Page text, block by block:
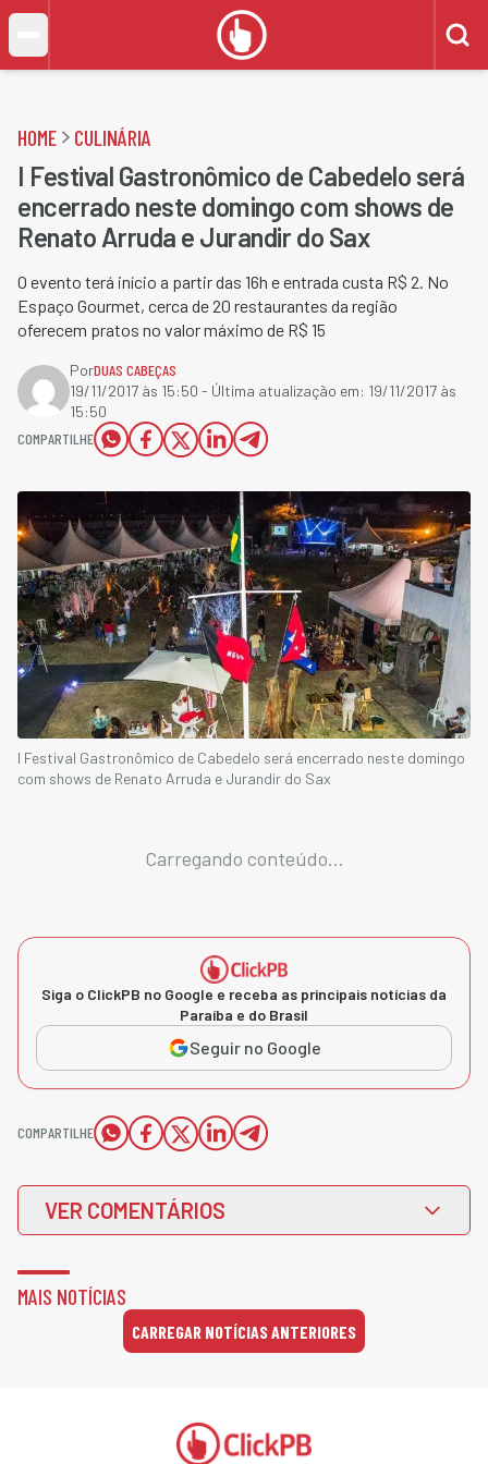
HOME CULINÁRIA
I Festival Gastronômico de Cabedelo​ será
encerrado neste domingo com shows de
Renato Arruda e Jurandir do Sax​
O evento terá início a partir das 16h e entrada custa R$ 2. No
Espaço Gourmet, cerca de 20 restaurantes da região
oferecem pratos no valor máximo de R$ 15
PorDUAS CABEÇAS
19/11/2017 às 15:50 - Última atualização em: 19/11/2017 às
15:50
COMPARTILHE
I Festival Gastronômico de Cabedelo será encerrado neste domingo
com shows de Renato Arruda e Jurandir do Sax
Carregando conteúdo...
Siga o ClickPB no Google e receba as principais notícias da
Paraíba e do Brasil
Seguir no Google
COMPARTILHE
VER COMENTÁRIOS
MAIS NOTÍCIAS
CARREGAR NOTÍCIAS ANTERIORES